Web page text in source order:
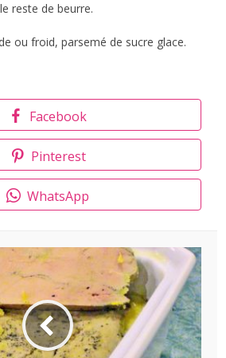
reste de beurre.
ou froid, parsemé de sucre glace.
Facebook
Pinterest
WhatsApp